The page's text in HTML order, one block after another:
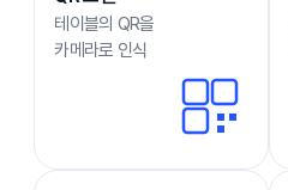
테이블의 QR을
카메라로 인식